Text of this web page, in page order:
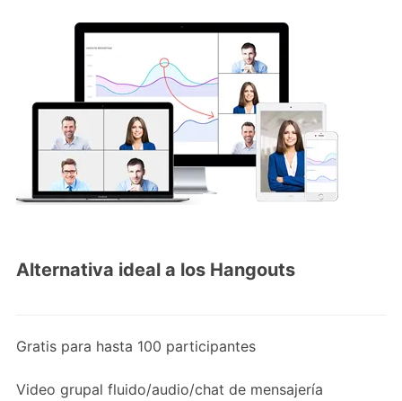
Alternativa ideal a los Hangouts
Gratis para hasta 100 participantes
Video grupal fluido/audio/chat de mensajería